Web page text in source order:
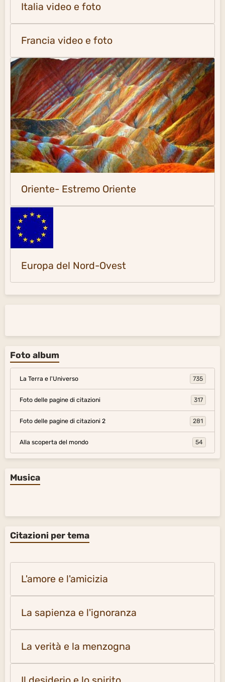
Italia video e foto
Francia video e foto
Oriente- Estremo Oriente
Europa del Nord-Ovest
Foto album
La Terra e l'Universo 735
Foto delle pagine di citazioni 317
Foto delle pagine di citazioni 2 281
Alla scoperta del mondo 54
Musica
Citazioni per tema
L'amore e l'amicizia
La sapienza e l'ignoranza
La verità e la menzogna